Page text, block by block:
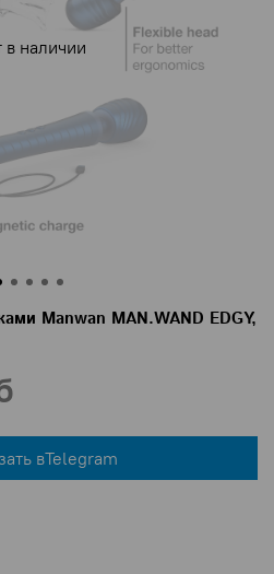
в наличии
Manwan MAN.WAND EDGY,
вTelegram